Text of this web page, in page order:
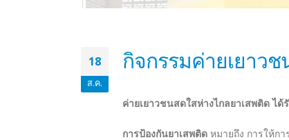
1. เพื่อเป็นการเฉลิมพระเกียรติและพ
2. เพื่อเสริมสร้างบรรยากาศทางวิทย
3. เพื่อเป็นการส่งเสริมและเผยแพร่ผล